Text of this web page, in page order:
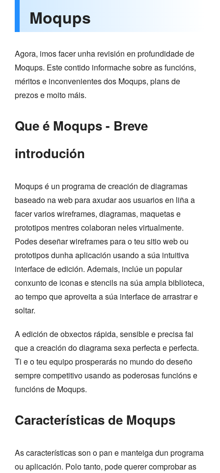
Moqups
Agora, imos facer unha revisión en profundidade de
Moqups. Este contido informache sobre as funcións,
méritos e inconvenientes dos Moqups, plans de
prezos e moito máis.
Que é Moqups - Breve
introdución
Moqups é un programa de creación de diagramas
baseado na web para axudar aos usuarios en liña a
facer varios wireframes, diagramas, maquetas e
prototipos mentres colaboran neles virtualmente.
Podes deseñar wireframes para o teu sitio web ou
prototipos dunha aplicación usando a súa intuitiva
interface de edición. Ademais, inclúe un popular
conxunto de iconas e stencils na súa ampla biblioteca,
ao tempo que aproveita a súa interface de arrastrar e
soltar.
A edición de obxectos rápida, sensible e precisa fai
que a creación do diagrama sexa perfecta e perfecta.
Ti e o teu equipo prosperarás no mundo do deseño
sempre competitivo usando as poderosas funcións e
funcións de Moqups.
Características de Moqups
As características son o pan e manteiga dun programa
ou aplicación. Polo tanto, pode querer comprobar as